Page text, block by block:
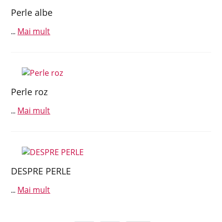
Perle albe
... Mai mult
Perle roz
... Mai mult
DESPRE PERLE
... Mai mult